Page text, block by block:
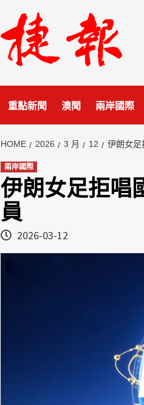
重點新聞 澳聞 兩岸國際
HOME 2026 3 月 12 伊朗女足
兩岸國際
伊朗女足拒唱
員
2026-03-12